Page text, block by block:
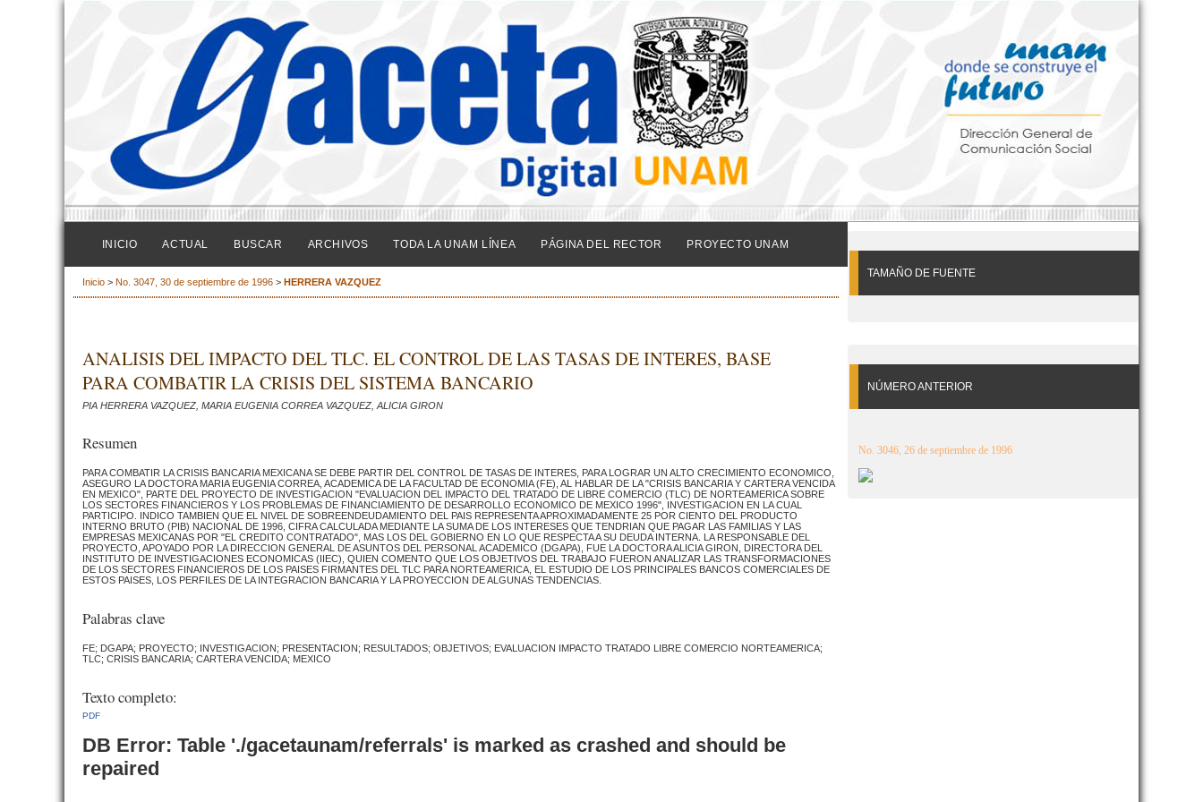
TAMAÑO DE FUENTE
NÚMERO ANTERIOR
No. 3046, 26 de septiembre de 1996
INICIO ACTUAL BUSCAR ARCHIVOS TODA LA UNAM LÍNEA PÁGINA DEL RECTOR PROYECTO UNAM
Inicio > No. 3047, 30 de septiembre de 1996 > HERRERA VAZQUEZ
ANALISIS DEL IMPACTO DEL TLC. EL CONTROL DE LAS TASAS DE INTERES, BASE
PARA COMBATIR LA CRISIS DEL SISTEMA BANCARIO
PIA HERRERA VAZQUEZ, MARIA EUGENIA CORREA VAZQUEZ, ALICIA GIRON
Resumen
PARA COMBATIR LA CRISIS BANCARIA MEXICANA SE DEBE PARTIR DEL CONTROL DE TASAS DE INTERES, PARA LOGRAR UN ALTO CRECIMIENTO ECONOMICO,
ASEGURO LA DOCTORA MARIA EUGENIA CORREA, ACADEMICA DE LA FACULTAD DE ECONOMIA (FE), AL HABLAR DE LA "CRISIS BANCARIA Y CARTERA VENCIDA
EN MEXICO", PARTE DEL PROYECTO DE INVESTIGACION "EVALUACION DEL IMPACTO DEL TRATADO DE LIBRE COMERCIO (TLC) DE NORTEAMERICA SOBRE
LOS SECTORES FINANCIEROS Y LOS PROBLEMAS DE FINANCIAMIENTO DE DESARROLLO ECONOMICO DE MEXICO 1996", INVESTIGACION EN LA CUAL
PARTICIPO. INDICO TAMBIEN QUE EL NIVEL DE SOBREENDEUDAMIENTO DEL PAIS REPRESENTA APROXIMADAMENTE 25 POR CIENTO DEL PRODUCTO
INTERNO BRUTO (PIB) NACIONAL DE 1996, CIFRA CALCULADA MEDIANTE LA SUMA DE LOS INTERESES QUE TENDRIAN QUE PAGAR LAS FAMILIAS Y LAS
EMPRESAS MEXICANAS POR "EL CREDITO CONTRATADO", MAS LOS DEL GOBIERNO EN LO QUE RESPECTA A SU DEUDA INTERNA. LA RESPONSABLE DEL
PROYECTO, APOYADO POR LA DIRECCION GENERAL DE ASUNTOS DEL PERSONAL ACADEMICO (DGAPA), FUE LA DOCTORA ALICIA GIRON, DIRECTORA DEL
INSTITUTO DE INVESTIGACIONES ECONOMICAS (IIEC), QUIEN COMENTO QUE LOS OBJETIVOS DEL TRABAJO FUERON ANALIZAR LAS TRANSFORMACIONES
DE LOS SECTORES FINANCIEROS DE LOS PAISES FIRMANTES DEL TLC PARA NORTEAMERICA, EL ESTUDIO DE LOS PRINCIPALES BANCOS COMERCIALES DE
ESTOS PAISES, LOS PERFILES DE LA INTEGRACION BANCARIA Y LA PROYECCION DE ALGUNAS TENDENCIAS.
Palabras clave
FE; DGAPA; PROYECTO; INVESTIGACION; PRESENTACION; RESULTADOS; OBJETIVOS; EVALUACION IMPACTO TRATADO LIBRE COMERCIO NORTEAMERICA;
TLC; CRISIS BANCARIA; CARTERA VENCIDA; MEXICO
Texto completo:
PDF
DB Error: Table './gacetaunam/referrals' is marked as crashed and should be
repaired